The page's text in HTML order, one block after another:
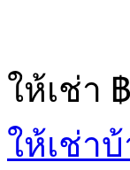
ให้เช่า
ให้เช่า